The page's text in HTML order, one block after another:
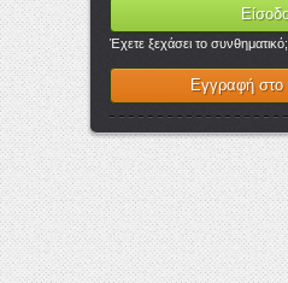
Έχετε ξεχάσει το συνθηματικό;